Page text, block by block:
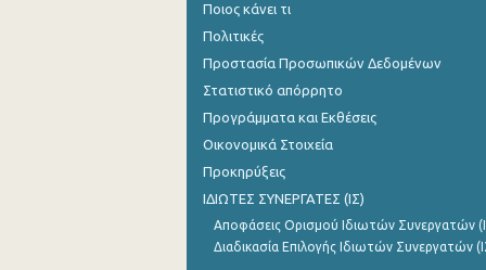
Μαΐου 2024
Απριλίου 2024
Μαρτίου 2024
Φεβρουαρίου 2024
Ιανουαρίου 2024
Δεκεμβρίου 2023
Ποιος κάνει τι
Πολιτικές
Προστασία Προσωπικών Δεδομένων
Στατιστικό απόρρητο
Προγράμματα και Εκθέσεις
Οικονομικά Στοιχεία
Προκηρύξεις
ΙΔΙΩΤΕΣ ΣΥΝΕΡΓΑΤΕΣ (ΙΣ)
Αποφάσεις Ορισμού Ιδιωτών Συνεργατών
Διαδικασία Επιλογής Ιδιωτών Συνεργατών